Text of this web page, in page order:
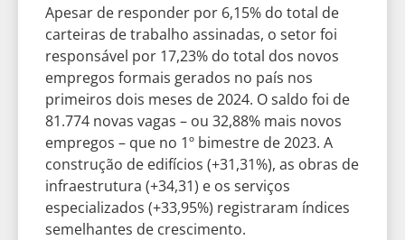
Apesar de responder por 6,15% do total de
carteiras de trabalho assinadas, o setor foi
responsável por 17,23% do total dos novos
empregos formais gerados no país nos
primeiros dois meses de 2024. O saldo foi de
81.774 novas vagas – ou 32,88% mais novos
empregos – que no 1º bimestre de 2023. A
construção de edifícios (+31,31%), as obras de
infraestrutura (+34,31) e os serviços
especializados (+33,95%) registraram índices
semelhantes de crescimento.